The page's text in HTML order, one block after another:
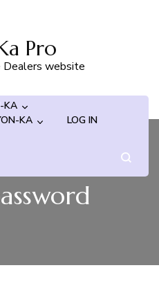
Pro
Dealers website
KA
KA
LOG IN
FRANS